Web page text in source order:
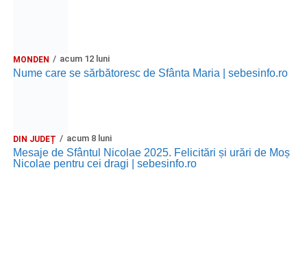
MONDEN acum 12 luni
Nume care se sărbătoresc de Sfânta Maria | sebesinfo.ro
DIN JUDEȚ acum 8 luni
Mesaje de Sfântul Nicolae 2025. Felicitări și urări de Moș
Nicolae pentru cei dragi | sebesinfo.ro